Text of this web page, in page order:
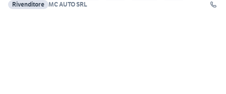
Rivenditore MC AUTO SRL